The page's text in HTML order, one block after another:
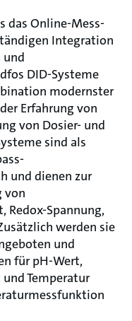
das Online-Mess-
Integration
DID-Systeme
modernster
Erfahrung von
von Dosier- und
sind als
und dienen zur
von
Spannung,
werden sie
und
für pH-Wert,
Temperatur